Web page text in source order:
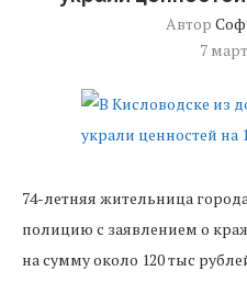
Автор
7
74-летняя жительница
полицию с заявлением о
на сумму около 120 тыс